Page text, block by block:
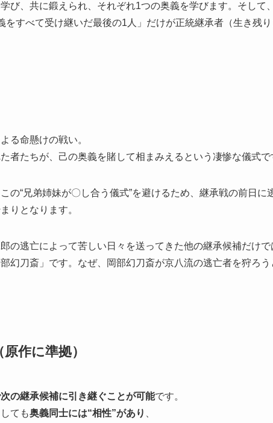
び、共に鍛えられ、それぞれ1つの奥義を学びます。そして
をすべて受け継いだ最後の1人」だけが正統継承者（生き残り
る命懸けの戦い。
者たちが、己の奥義を賭して相まみえるという凄惨な儀式で
の“兄弟姉妹が〇し合う儀式”を避けるため、継承戦の前日に
りとなります。
の逃亡によって苦しい日々を送ってきた他の継承候補だけ
部幻刀斎」です。なぜ、岡部幻刀斎が京八流の逃亡者を狩ろ
作に準拠）
の継承候補に引き継ぐことが可能です。
ても奥義同士には“相性”があり